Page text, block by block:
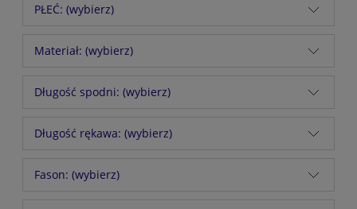
PŁEĆ: (wybierz)
Materiał: (wybierz)
Długość spodni: (wybierz)
Długość rękawa: (wybierz)
Fason: (wybierz)